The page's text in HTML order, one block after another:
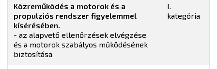
Közreműködés a motorok és a
propulziós rendszer figyelemmel
kísérésében.
- az alapvető ellenőrzések elvégzése
és a motorok szabályos működésének
biztosítása
I.
kategória